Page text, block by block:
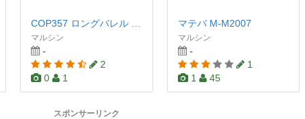
マルシン
-
2
0
1
マテバ M-M2007
マルシン
-
1
1
45
スポンサーリンク